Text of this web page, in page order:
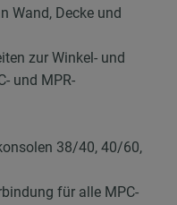
Wand, Decke und
zur Winkel- und
und MPR-
38/40, 40/60,
für alle MPC-